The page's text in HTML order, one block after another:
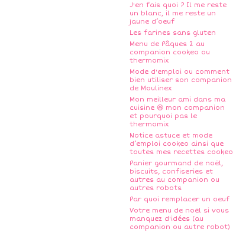
J'en fais quoi ? Il me reste
un blanc, il me reste un
jaune d’oeuf
Les farines sans gluten
Menu de Pâques 2 au
companion cookeo ou
thermomix
Mode d'emploi ou comment
bien utiliser son companion
de Moulinex
Mon meilleur ami dans ma
cuisine 😆 mon companion
et pourquoi pas le
thermomix
Notice astuce et mode
d’emploi cookeo ainsi que
toutes mes recettes cookeo
Panier gourmand de noël,
biscuits, confiseries et
autres au companion ou
autres robots
Par quoi remplacer un oeuf
Votre menu de noël si vous
manquez d'idées (au
companion ou autre robot)